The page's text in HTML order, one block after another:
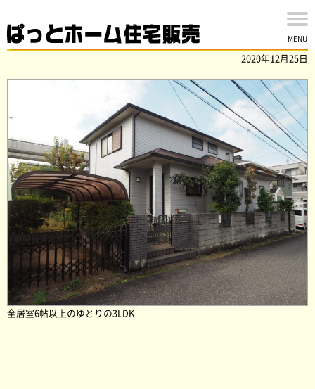
MENU
千葉市若葉区千城台北の中古戸建を買取ました！
2020年12月25日
全居室6帖以上のゆとりの3LDK